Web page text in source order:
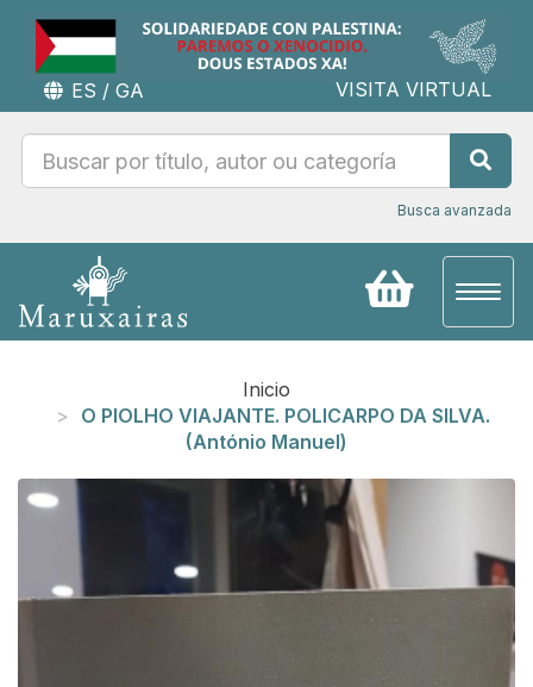
ES / GA VISITA VIRTUAL
Busca avanzada
Inicio
O PIOLHO VIAJANTE. POLICARPO DA SILVA.
(António Manuel)